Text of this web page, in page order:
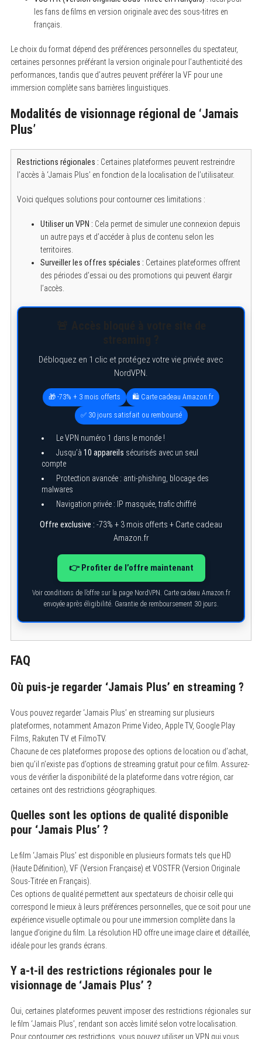
les fans de films en version originale avec des sous-titres en
français.
Le choix du format dépend des préférences personnelles du spectateur,
certaines personnes préférant la version originale pour l’authenticité des
performances, tandis que d’autres peuvent préférer la VF pour une
immersion complète sans barrières linguistiques.
Modalités de visionnage régional de ‘Jamais
Plus’
Restrictions régionales : Certaines plateformes peuvent restreindre
l’accès à ‘Jamais Plus’ en fonction de la localisation de l’utilisateur.
Voici quelques solutions pour contourner ces limitations :
Utiliser un VPN : Cela permet de simuler une connexion depuis
un autre pays et d’accéder à plus de contenu selon les
territoires.
Surveiller les offres spéciales : Certaines plateformes offrent
des périodes d’essai ou des promotions qui peuvent élargir
l’accès.
Débloquez en 1 clic et protégez votre vie privée avec
NordVPN.
🎁 -73% + 3 mois offerts 🛍️ Carte cadeau Amazon.fr
✅ 30 jours satisfait ou remboursé
Le VPN numéro 1 dans le monde !
Jusqu’à 10 appareils sécurisés avec un seul
compte
Protection avancée : anti-phishing, blocage des
malwares
Navigation privée : IP masquée, trafic chiffré
Offre exclusive : -73% + 3 mois offerts + Carte cadeau
Amazon.fr
👉 Profiter de l’offre maintenant
Voir conditions de l’offre sur la page NordVPN. Carte cadeau Amazon.fr
envoyée après éligibilité. Garantie de remboursement 30 jours.
FAQ
Où puis-je regarder ‘Jamais Plus’ en streaming ?
Vous pouvez regarder ‘Jamais Plus’ en streaming sur plusieurs
plateformes, notamment Amazon Prime Video, Apple TV, Google Play
Films, Rakuten TV et FilmoTV.
Chacune de ces plateformes propose des options de location ou d’achat,
bien qu’il n’existe pas d’options de streaming gratuit pour ce film. Assurez-
vous de vérifier la disponibilité de la plateforme dans votre région, car
certaines ont des restrictions géographiques.
Quelles sont les options de qualité disponible
pour ‘Jamais Plus’ ?
Le film ‘Jamais Plus’ est disponible en plusieurs formats tels que HD
(Haute Définition), VF (Version Française) et VOSTFR (Version Originale
Sous-Titrée en Français).
Ces options de qualité permettent aux spectateurs de choisir celle qui
correspond le mieux à leurs préférences personnelles, que ce soit pour une
expérience visuelle optimale ou pour une immersion complète dans la
langue d’origine du film. La résolution HD offre une image claire et détaillée,
idéale pour les grands écrans.
Y a-t-il des restrictions régionales pour le
visionnage de ‘Jamais Plus’ ?
Oui, certaines plateformes peuvent imposer des restrictions régionales sur
le film ‘Jamais Plus’, rendant son accès limité selon votre localisation.
Pour contourner ces restrictions, vous pouvez utiliser un VPN qui vous